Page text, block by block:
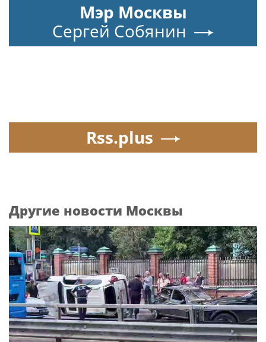
Мэр Москвы
Сергей Собянин
Rss.plus
Другие новости Москвы